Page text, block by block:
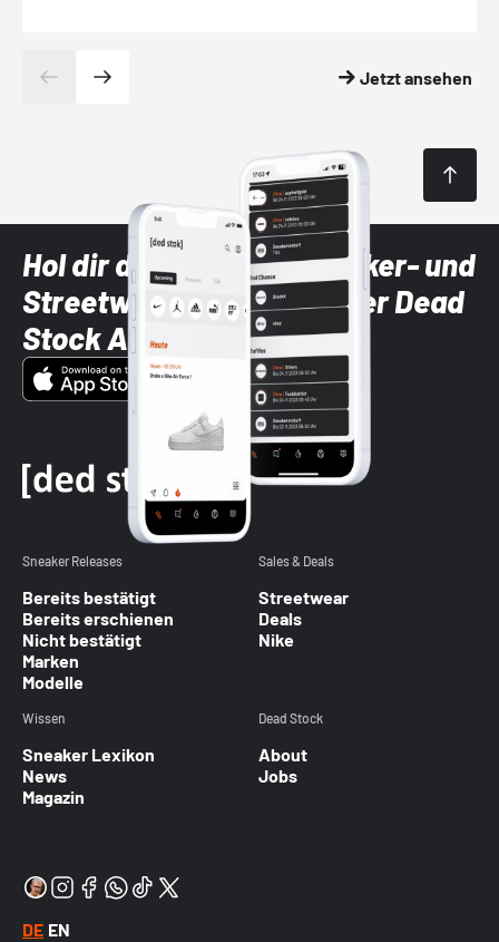
Jetzt ansehen
Hol dir die neuesten Sneaker- und
Streetwear-Brands mit der Dead
Stock App
Sneaker Releases
Bereits bestätigt
Bereits erschienen
Nicht bestätigt
Marken
Modelle
Sales & Deals
Streetwear
Deals
Nike
Wissen
Sneaker Lexikon
News
Magazin
Dead Stock
About
Jobs
DE EN